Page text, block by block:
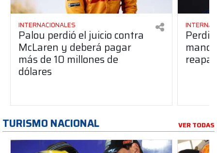
INTERNACIONALES
Palou perdió el juicio contra
McLaren y deberá pagar
más de 10 millones de
dólares
TURISMO NACIONAL VER TODAS